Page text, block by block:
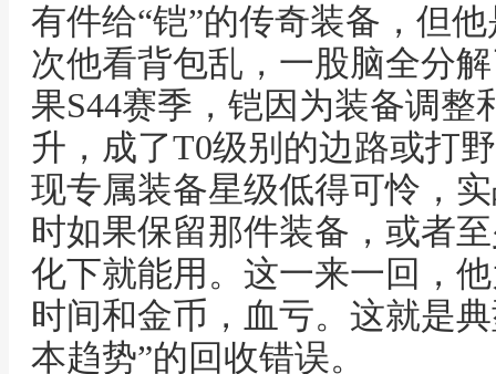
有件给“铠”的传奇装备，但
次他看背包乱，一股脑全分
果S44赛季，铠因为装备调整
升，成了T0级别的边路或打
现专属装备星级低得可怜，
时如果保留那件装备，或者
化下就能用。这一来一回，
时间和金币，血亏。这就是
本趋势”的回收错误。